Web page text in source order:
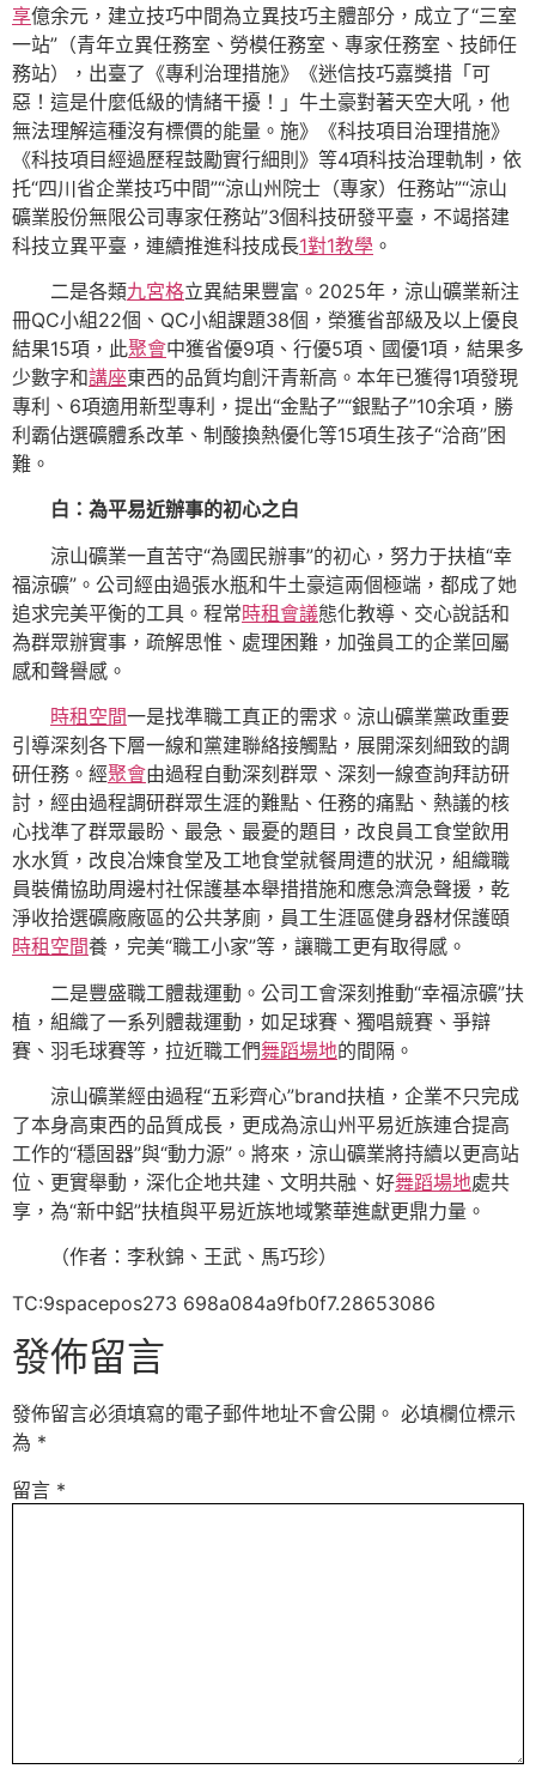
享億余元，建立技巧中間為立異技巧主體部分，成立了“三室
一站”（青年立異任務室、勞模任務室、專家任務室、技師任
務站），出臺了《專利治理措施》《迷信技巧嘉獎措「可
惡！這是什麼低級的情緒干擾！」牛土豪對著天空大吼，他
無法理解這種沒有標價的能量。施》《科技項目治理措施》
《科技項目經過歷程鼓勵實行細則》等4項科技治理軌制，依
托“四川省企業技巧中間”“涼山州院士（專家）任務站”“涼山
礦業股份無限公司專家任務站”3個科技研發平臺，不竭搭建
科技立異平臺，連續推進科技成長1對1教學 。
二是各類九宮格立異結果豐富。2025年，涼山礦業新注
冊QC小組22個、QC小組課題38個，榮獲省部級及以上優良
結果15項，此聚會中獲省優9項、行優5項、國優1項，結果多
少數字和講座東西的品質均創汗青新高。本年已獲得1項發現
專利、6項適用新型專利，提出“金點子”“銀點子”10余項，勝
利霸佔選礦體系改革、制酸換熱優化等15項生孩子“洽商”困
難。
白：為平易近辦事的初心之白
涼山礦業一直苦守“為國民辦事”的初心，努力于扶植“幸
福涼礦”。公司經由過張水瓶和牛土豪這兩個極端，都成了她
追求完美平衡的工具。程常時租會議態化教導、交心說話和
為群眾辦實事，疏解思惟、處理困難，加強員工的企業回屬
感和聲譽感。
時租空間一是找準職工真正的需求。涼山礦業黨政重要
引導深刻各下層一線和黨建聯絡接觸點，展開深刻細致的調
研任務。經聚會由過程自動深刻群眾、深刻一線查詢拜訪研
討，經由過程調研群眾生涯的難點、任務的痛點、熱議的核
心找準了群眾最盼、最急、最憂的題目，改良員工食堂飲用
水水質，改良冶煉食堂及工地食堂就餐周遭的狀況，組織職
員裝備協助周邊村社保護基本舉措措施和應急濟急聲援，乾
淨收拾選礦廠廠區的公共茅廁，員工生涯區健身器材保護頤
時租空間養，完美“職工小家”等，讓職工更有取得感。
二是豐盛職工體裁運動。公司工會深刻推動“幸福涼礦”扶
植，組織了一系列體裁運動，如足球賽、獨唱競賽、爭辯
賽、羽毛球賽等，拉近職工們舞蹈場地的間隔。
涼山礦業經由過程“五彩齊心”brand扶植，企業不只完成
了本身高東西的品質成長，更成為涼山州平易近族連合提高
工作的“穩固器”與“動力源”。將來，涼山礦業將持續以更高站
位、更實舉動，深化企地共建、文明共融、好舞蹈場地處共
享，為“新中鋁”扶植與平易近族地域繁華進獻更鼎力量。
（作者：李秋錦、王武、馬巧珍）
TC:9spacepos273 698a084a9fb0f7.28653086
發佈留言
發佈留言必須填寫的電子郵件地址不會公開。 必填欄位標示
為 *
留言 *